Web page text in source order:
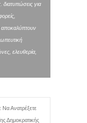
διατυπώσεις για
αποκαλύπτουν
ελευθερία,
Να Ανατρέξετε
Δημοκρατικής